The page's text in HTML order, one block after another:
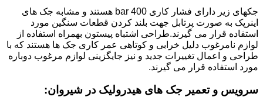
جکهای زیر دارای فشار کاری 400 bar هستند و مشابه جک های
اینرپک به صورت پرتابل جهت بلند کردن قطعات سنگین مورد
استفاده قرار می گیرند.طراحی اشتباه پیستون بهمراه استفاده از
لوازم نامرغوب دلیل خرابی و کوتاهی عمر کاری جک ها هستند که با
طراحی و اعمال تغییرات جدید و نیز جایگزینی لوازم مرغوب دوباره
مورد استفاده قرار می گیرند.
سرویس و تعمیر جک های هیدرولیک در شیروان: